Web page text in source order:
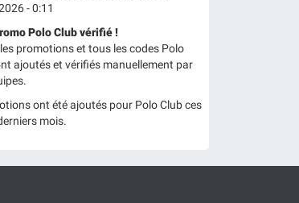
- 0:11
Polo Club vérifié !
promotions et tous les codes Polo
ajoutés et vérifiés manuellement par
ont été ajoutés pour Polo Club ces
mois.